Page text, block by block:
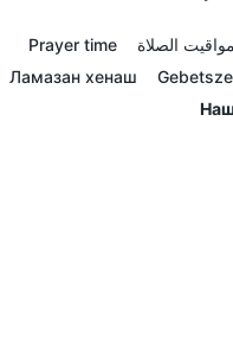
Prayer time مواقيت الصلاة
Ламазан хенаш